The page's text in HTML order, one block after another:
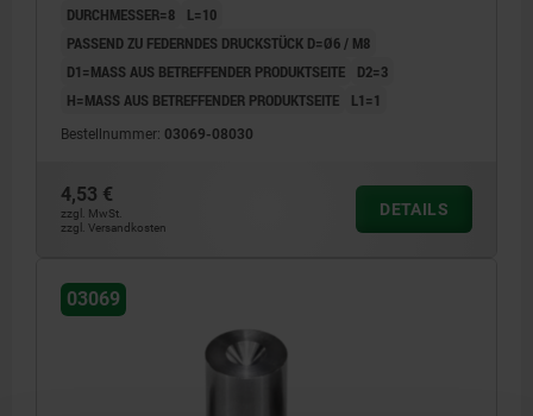
DURCHMESSER=8
L=10
PASSEND ZU FEDERNDES DRUCKSTÜCK D=Ø6 / M8
D1=MASS AUS BETREFFENDER PRODUKTSEITE
D2=3
H=MASS AUS BETREFFENDER PRODUKTSEITE
L1=1
Bestellnummer: 03069-08030
4,53 €
zzgl. MwSt.
zzgl. Versandkosten
DETAILS
03069